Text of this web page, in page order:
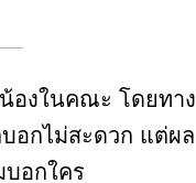
องในคณะ โดยทาง
อกไม่สะดวก แต่ผล
อกใคร